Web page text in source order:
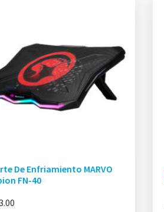
De Enfriamiento MARVO
FN-40